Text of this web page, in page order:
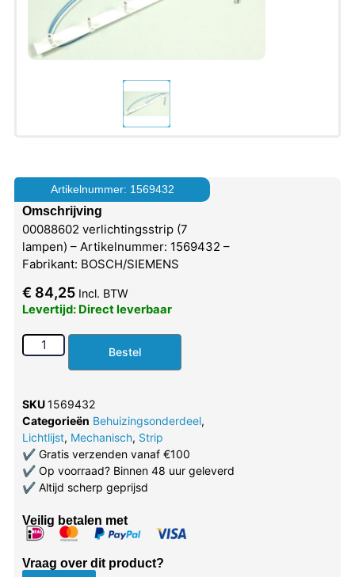
Artikelnummer: 1569432
Omschrijving
00088602 verlichtingsstrip (7
lampen) – Artikelnummer: 1569432 –
Fabrikant: BOSCH/SIEMENS
€ 84,25 Incl. BTW
Levertijd: Direct leverbaar
Bestel
SKU1569432
Categorieën Behuizingsonderdeel,
Lichtlijst, Mechanisch, Strip
✔Gratis verzenden vanaf €100
✔Op voorraad? Binnen 48 uur geleverd
✔Altijd scherp geprijsd
Veilig betalen met
Vraag over dit product?